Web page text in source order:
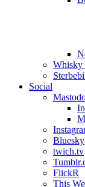
Whisky
Social
Bluesky
twich.tv
FlickR
This